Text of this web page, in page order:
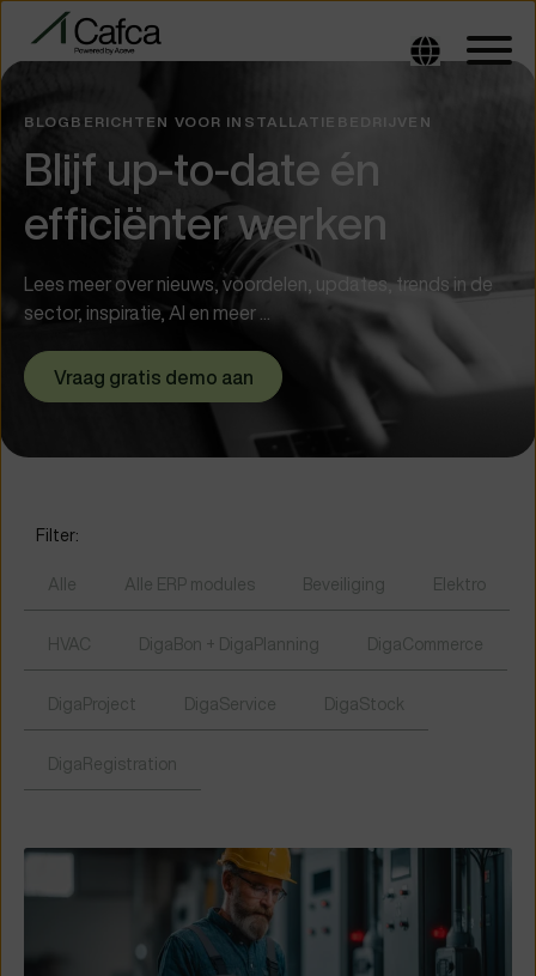
BLOGBERICHTEN VOOR INSTALLATIEBEDRIJVEN
Blijf up-to-date én
efficiënter werken
Lees meer over nieuws, voordelen, updates, trends in de
sector, inspiratie, AI en meer ...
Vraag gratis demo aan
Filter:
Alle Alle ERP modules Beveiliging Elektro
HVAC DigaBon + DigaPlanning DigaCommerce
DigaProject DigaService DigaStock
DigaRegistration